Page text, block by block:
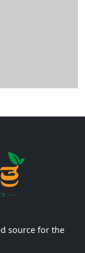
source for the